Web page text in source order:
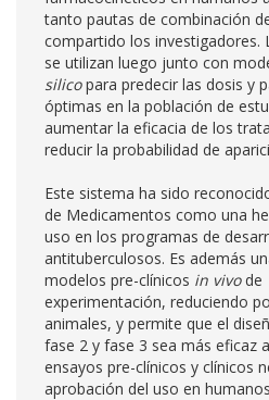
tanto pautas de combinación
compartido los investigadores.
se utilizan luego junto con
silicopara predecir las dosis y
óptimas en la población de
aumentar la eficacia de los
reducir la probabilidad de
Este sistema ha sido
de Medicamentos como una
uso en los programas de
antituberculosos. Es además
modelos pre-clínicos in vivode
experimentación, reduciendo
animales, y permite que el
fase 2 y fase 3 sea más eficaz
ensayos pre-clínicos y clínicos
aprobación del uso en